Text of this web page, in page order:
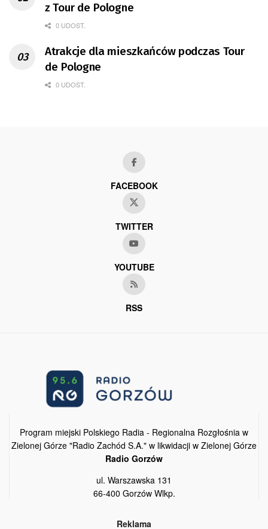
z Tour de Pologne
0 UDOST.
Atrakcje dla mieszkańców podczas Tour
de Pologne
0 UDOST.
FACEBOOK
TWITTER
YOUTUBE
RSS
Program miejski Polskiego Radia - Regionalna Rozgłośnia w
Zielonej Górze "Radio Zachód S.A." w likwidacji w Zielonej Górze
Radio Gorzów
ul. Warszawska 131
66-400 Gorzów Wlkp.
Reklama